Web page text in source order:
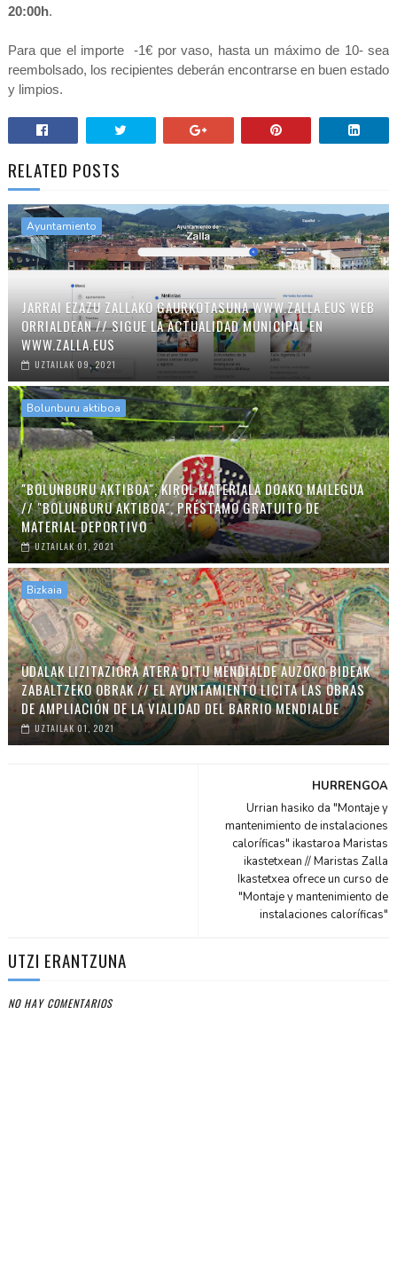
20:00h.
Para que el importe -1€ por vaso, hasta un máximo de 10- sea
reembolsado, los recipientes deberán encontrarse en buen estado
y limpios.
RELATED POSTS
Ayuntamiento
JARRAI EZAZU ZALLAKO GAURKOTASUNA WWW.ZALLA.EUS WEB
ORRIALDEAN // SIGUE LA ACTUALIDAD MUNICIPAL EN
WWW.ZALLA.EUS
UZTAILAK 09, 2021
Bolunburu aktiboa
"BOLUNBURU AKTIBOA", KIROL MATERIALA DOAKO MAILEGUA
// "BOLUNBURU AKTIBOA", PRÉSTAMO GRATUITO DE
MATERIAL DEPORTIVO
UZTAILAK 01, 2021
Bizkaia
UDALAK LIZITAZIORA ATERA DITU MENDIALDE AUZOKO BIDEAK
ZABALTZEKO OBRAK // EL AYUNTAMIENTO LICITA LAS OBRAS
DE AMPLIACIÓN DE LA VIALIDAD DEL BARRIO MENDIALDE
UZTAILAK 01, 2021
HURRENGOA
Urrian hasiko da "Montaje y
mantenimiento de instalaciones
caloríficas" ikastaroa Maristas
ikastetxean // Maristas Zalla
Ikastetxea ofrece un curso de
"Montaje y mantenimiento de
instalaciones caloríficas"
UTZI ERANTZUNA
NO HAY COMENTARIOS